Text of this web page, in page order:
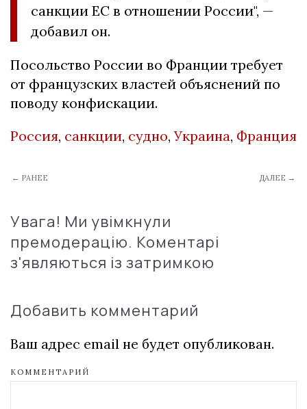
санкции ЕС в отношении России", —
добавил он.
Посольство России во Франции требует
от французских властей объяснений по
поводу конфискации.
Россия, санкции, судно,Украина, Франция
← РАНЕЕ ДАЛЕЕ →
Увага! Ми увімкнули
премодерацію. Коментарі
з'являються із затримкою
Добавить комментарий
Ваш адрес email не будет опубликован.
КОММЕНТАРИЙ